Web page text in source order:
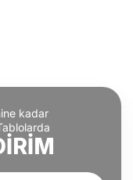
kadar